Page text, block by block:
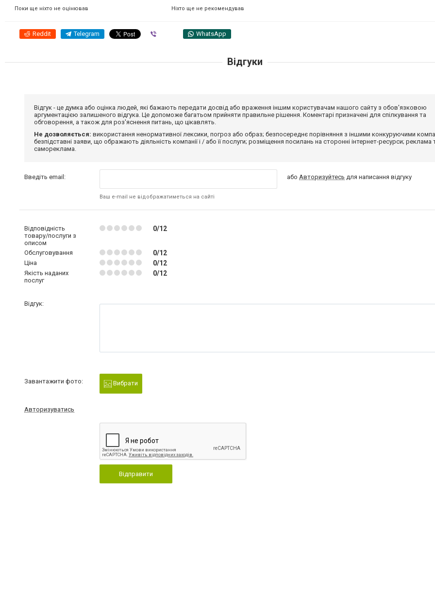
Поки ще ніхто не оцінював Ніхто ще не рекомендував
Reddit Telegram WhatsApp
Відгуки
Відгук - це думка або оцінка людей, які бажають передати досвід або враження іншим користувачам нашого сайту з обов'язковою
аргументацією залишеного відгука. Це допоможе багатьом прийняти правильне рішення. Коментарі призначені для спілкування та
обговорення, а також для роз'яснення питань, що цікавлять.
Не дозволяється: використання ненормативної лексики, погроз або образ; безпосереднє порівняння з іншими конкуруючими
безпідставні заяви, що ображають діяльність компанії і / або її послуги; розміщення посилань на сторонні інтернет-ресурси; реклама
самореклама.
Введіть email:
Ваш e-mail не відображатиметься на сайті
абоАвторизуйтесь для написання відгуку
Відповідність
товару/послуги з
описом
0/12
Обслуговування 0/12
Ціна 0/12
Якість наданих
послуг
0/12
Відгук:
Завантажити фото: Вибрати
Авторизуватись
Відправити